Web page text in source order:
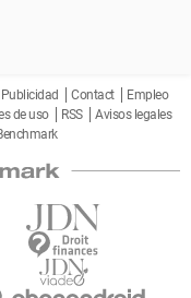
Publicidad Contact
Empleo
de uso RSS
Avisos legales